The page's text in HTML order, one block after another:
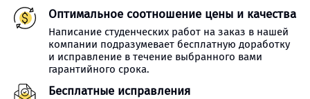
Оптимальное соотношение цены и качества
Написание студенческих работ на заказ в нашей
компании подразумевает бесплатную доработку
и исправление в течение выбранного вами
гарантийного срока.
Бесплатные исправления